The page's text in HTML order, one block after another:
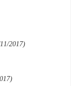
2017)